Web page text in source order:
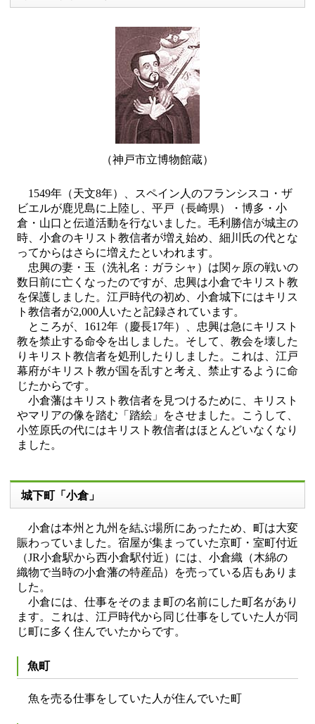
（神戸市立博物館蔵）
1549年（天文8年）、スペイン人のフランシスコ・ザ
ビエルが鹿児島に上陸し、平戸（長崎県）・博多・小
倉・山口と伝道活動を行ないました。毛利勝信が城主の
時、小倉のキリスト教信者が増え始め、細川氏の代とな
ってからはさらに増えたといわれます。
忠興の妻・玉（洗礼名：ガラシャ）は関ヶ原の戦いの
数日前に亡くなったのですが、忠興は小倉でキリスト教
を保護しました。江戸時代の初め、小倉城下にはキリス
ト教信者が2,000人いたと記録されています。
ところが、1612年（慶長17年）、忠興は急にキリスト
教を禁止する命令を出しました。そして、教会を壊した
りキリスト教信者を処刑したりしました。これは、江戸
幕府がキリスト教が国を乱すと考え、禁止するように命
じたからです。
小倉藩はキリスト教信者を見つけるために、キリスト
やマリアの像を踏む「踏絵」をさせました。こうして、
小笠原氏の代にはキリスト教信者はほとんどいなくなり
ました。
城下町「小倉」
小倉は本州と九州を結ぶ場所にあったため、町は大変
賑わっていました。宿屋が集まっていた京町・室町付近
（JR小倉駅から西小倉駅付近）には、小倉織（木綿の
織物で当時の小倉藩の特産品）を売っている店もありま
した。
小倉には、仕事をそのまま町の名前にした町名があり
ます。これは、江戸時代から同じ仕事をしていた人が同
じ町に多く住んでいたからです。
魚町
魚を売る仕事をしていた人が住んでいた町